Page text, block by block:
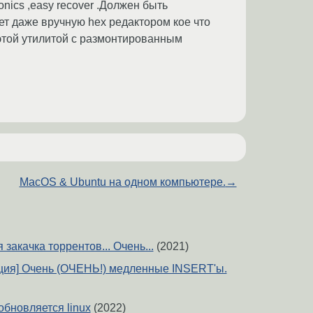
,easy recover .Должен быть
даже вручную hex редактором кое что
утилитой с размонтированным
MacOS & Ubuntu на одном компьютере. →
торрентов... Очень... (2021)
Очень (ОЧЕНЬ!) медленные INSERT'ы.
linux(2022)